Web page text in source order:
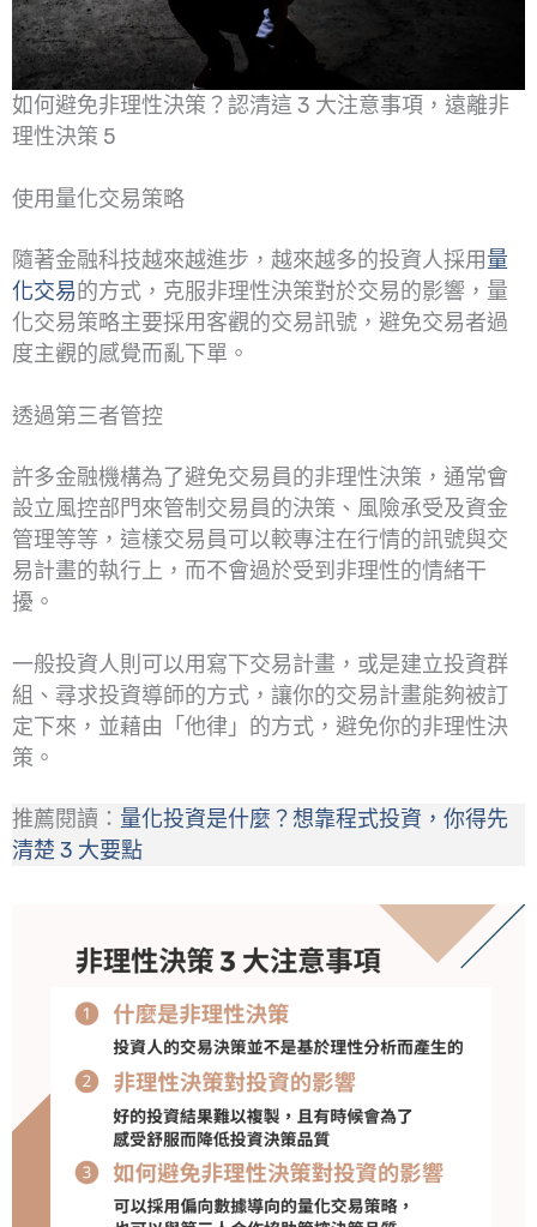
如何避免非理性決策？認清這 3 大注意事項，遠離非
理性決策 5
使用量化交易策略
隨著金融科技越來越進步，越來越多的投資人採用量
化交易的方式，克服非理性決策對於交易的影響，量
化交易策略主要採用客觀的交易訊號，避免交易者過
度主觀的感覺而亂下單。
透過第三者管控
許多金融機構為了避免交易員的非理性決策，通常會
設立風控部門來管制交易員的決策、風險承受及資金
管理等等，這樣交易員可以較專注在行情的訊號與交
易計畫的執行上，而不會過於受到非理性的情緒干
擾。
一般投資人則可以用寫下交易計畫，或是建立投資群
組、尋求投資導師的方式，讓你的交易計畫能夠被訂
定下來，並藉由「他律」的方式，避免你的非理性決
策。
推薦閱讀： 量化投資是什麼？想靠程式投資，你得先
清楚 3 大要點